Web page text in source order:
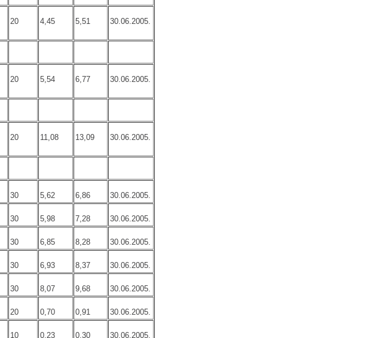
20 4,45 5,51 30.06.2005.
20 5,54 6,77 30.06.2005.
20 11,08 13,09 30.06.2005.
30 5,62 6,86 30.06.2005.
30 5,98 7,28 30.06.2005.
30 6,85 8,28 30.06.2005.
30 6,93 8,37 30.06.2005.
30 8,07 9,68 30.06.2005.
20 0,70 0,91 30.06.2005.
10 0,23 0,30 30.06.2005.